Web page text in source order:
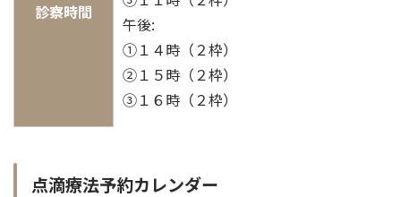
診察時間
午後:
①１４時（２枠）
②１５時（２枠）
③１６時（２枠）
点滴療法予約カレンダー